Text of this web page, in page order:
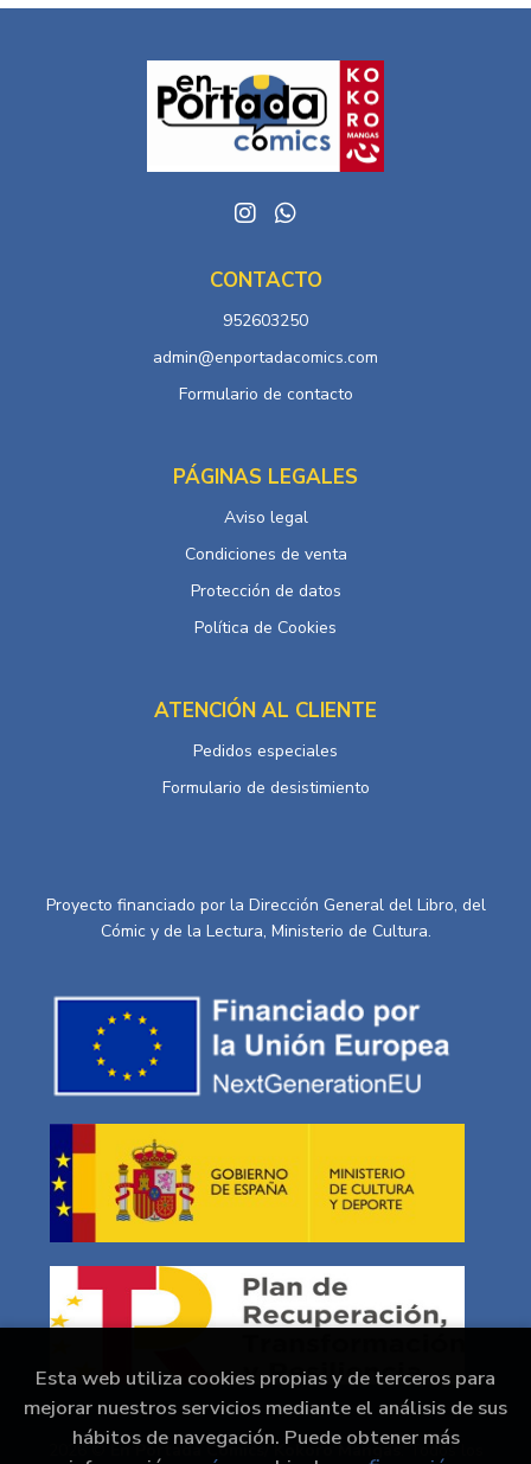
CONTACTO
952603250
admin@enportadacomics.com
Formulario de contacto
PÁGINAS LEGALES
Aviso legal
Condiciones de venta
Protección de datos
Política de Cookies
ATENCIÓN AL CLIENTE
Pedidos especiales
Formulario de desistimiento
Proyecto financiado por la Dirección General del Libro, del
Cómic y de la Lectura, Ministerio de Cultura.
2026 © En Portada Comics/ Kokoro Mangas. Todos los
Esta web utiliza cookies propias y de terceros para
mejorar nuestros servicios mediante el análisis de sus
hábitos de navegación. Puede obtener más